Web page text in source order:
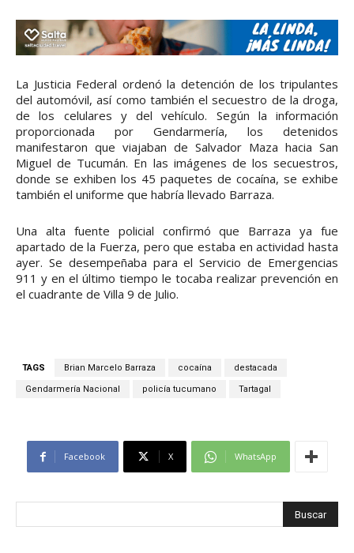
La Justicia Federal ordenó la detención de los tripulantes
del automóvil, así como también el secuestro de la droga,
de los celulares y del vehículo. Según la información
proporcionada por Gendarmería, los detenidos
manifestaron que viajaban de Salvador Maza hacia San
Miguel de Tucumán. En las imágenes de los secuestros,
donde se exhiben los 45 paquetes de cocaína, se exhibe
también el uniforme que habría llevado Barraza.
Una alta fuente policial confirmó que Barraza ya fue
apartado de la Fuerza, pero que estaba en actividad hasta
ayer. Se desempeñaba para el Servicio de Emergencias
911 y en el último tiempo le tocaba realizar prevención en
el cuadrante de Villa 9 de Julio.
TAGS Brian Marcelo Barraza cocaína destacada
Gendarmería Nacional policía tucumano Tartagal
Facebook X WhatsApp